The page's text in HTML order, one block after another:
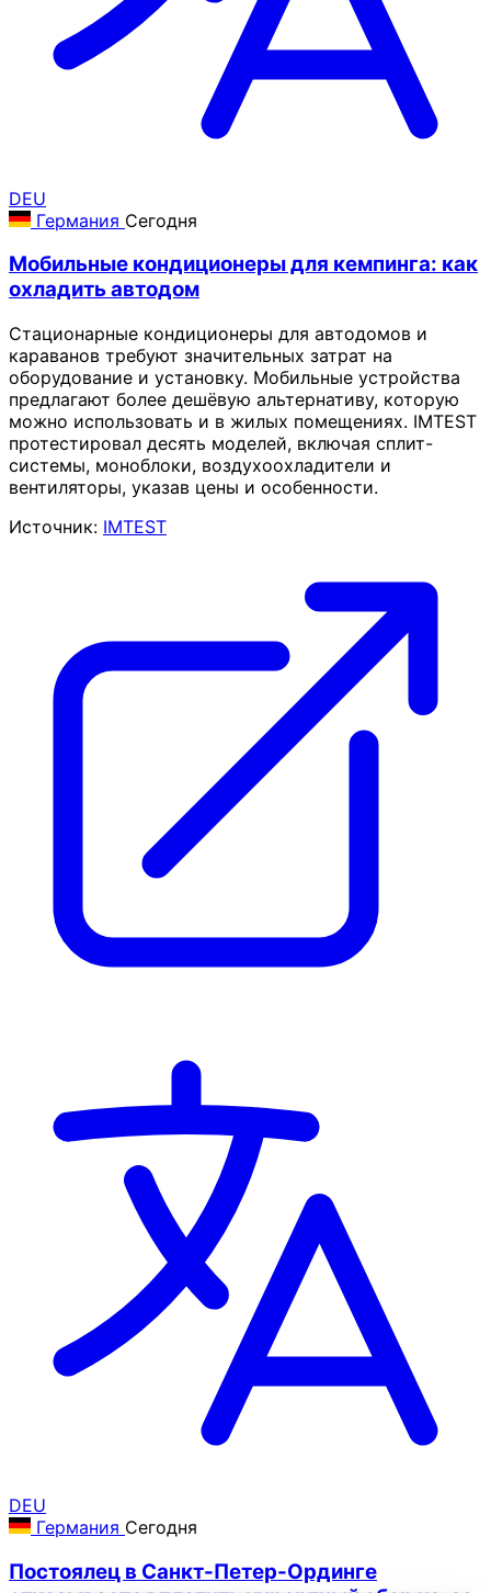
DEU
Германия Сегодня
Мобильные кондиционеры для кемпинга: как
охладить автодом
Стационарные кондиционеры для автодомов и
караванов требуют значительных затрат на
оборудование и установку. Мобильные устройства
предлагают более дешёвую альтернативу, которую
можно использовать и в жилых помещениях. IMTEST
протестировал десять моделей, включая сплит-
системы, моноблоки, воздухоохладители и
вентиляторы, указав цены и особенности.
Источник: IMTEST
DEU
Германия Сегодня
Постоялец в Санкт-Петер-Ординге